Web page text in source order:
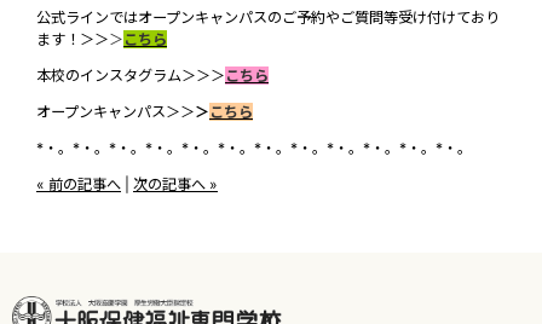
公式ラインではオープンキャンパスのご予約やご質問等受け付けており
ます！＞＞＞ こちら
本校のインスタグラム＞＞＞ こちら
オープンキャンパス＞＞＞ こちら
*・。*・。*・。*・。*・。*・。*・。*・。*・。*・。*・。*・。
« 前の記事へ 次の記事へ »